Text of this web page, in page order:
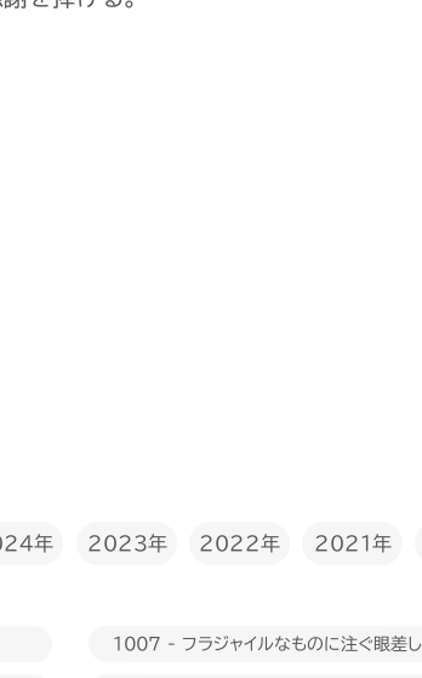
年 2023年 2022年 2021年
1007 - フラジャイルなものに注ぐ眼差し